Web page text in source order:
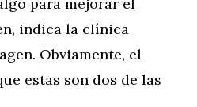
indica la clínica
Obviamente, el
estas son dos de las